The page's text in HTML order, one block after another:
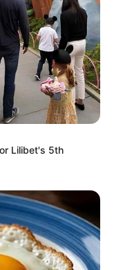
Lilibet's 5th